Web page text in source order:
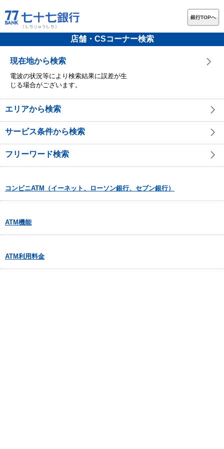
銀行TOPへ
店舗・CSコーナー検索
現在地から検索
電波の状況等により検索結果に誤差が生
じる場合がございます。
エリアから検索
サービス条件から検索
フリーワード検索
コンビニATM（イーネット、ローソン銀行、セブン銀行）
ATM機能
ATM利用料金